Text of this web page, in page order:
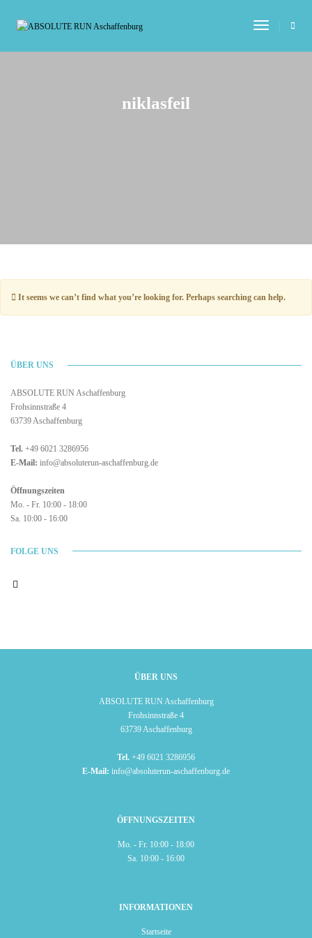
Toggle
niklasfeil
It seems we can’t find what you’re looking for. Perhaps searching can help.
ÜBER UNS
ABSOLUTE RUN Aschaffenburg
Frohsinnstraße 4
63739 Aschaffenburg
Tel. +49 6021 3286956
E-Mail: info@absoluterun-aschaffenburg.de
Öffnungszeiten
Mo. - Fr. 10:00 - 18:00
Sa. 10:00 - 16:00
FOLGE UNS
ÜBER UNS
ABSOLUTE RUN Aschaffenburg
Frohsinnstraße 4
63739 Aschaffenburg
Tel. +49 6021 3286956
E-Mail: info@absoluterun-aschaffenburg.de
ÖFFNUNGSZEITEN
Mo. - Fr. 10:00 - 18:00
Sa. 10:00 - 16:00
INFORMATIONEN
Startseite